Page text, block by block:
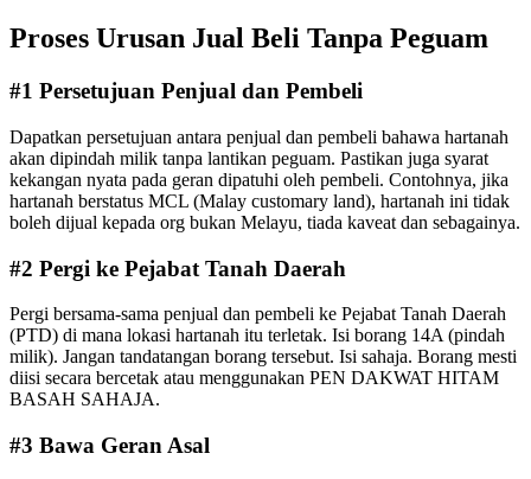
Proses Urusan Jual Beli Tanpa Peguam
#1 Persetujuan Penjual dan Pembeli
Dapatkan persetujuan antara penjual dan pembeli bahawa hartanah
akan dipindah milik tanpa lantikan peguam. Pastikan juga syarat
kekangan nyata pada geran dipatuhi oleh pembeli. Contohnya, jika
hartanah berstatus MCL (Malay customary land), hartanah ini tidak
boleh dijual kepada org bukan Melayu, tiada kaveat dan sebagainya.
#2 Pergi ke Pejabat Tanah Daerah
Pergi bersama-sama penjual dan pembeli ke Pejabat Tanah Daerah
(PTD) di mana lokasi hartanah itu terletak. Isi borang 14A (pindah
milik). Jangan tandatangan borang tersebut. Isi sahaja. Borang mesti
diisi secara bercetak atau menggunakan PEN DAKWAT HITAM
BASAH SAHAJA.
#3 Bawa Geran Asal